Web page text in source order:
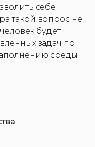
себе
такой вопрос не
будет
задач по
среды